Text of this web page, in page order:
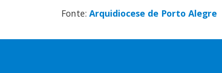
Fonte: Arquidiocese de Porto Alegre